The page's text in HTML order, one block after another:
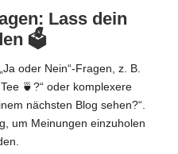
Lass dein
🗳️
oder Nein“-Fragen, z. B.
🍵?“ oder komplexere
nächsten Blog sehen?“.
um Meinungen einzuholen